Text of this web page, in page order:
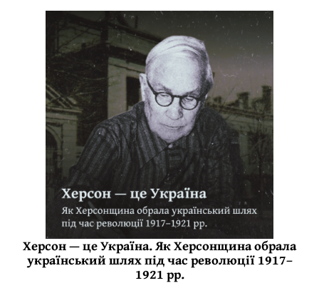
Херсон — це Україна. Як Херсонщина обрала
український шлях під час революції 1917–
1921 рр.